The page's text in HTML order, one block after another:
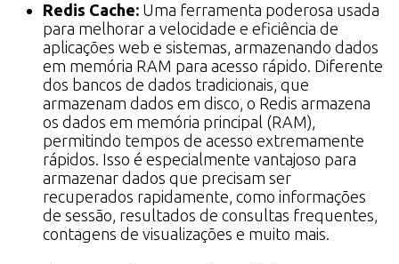
Redis Cache: Uma ferramenta poderosa usada
para melhorar a velocidade e eficiência de
aplicações web e sistemas, armazenando dados
em memória RAM para acesso rápido. Diferente
dos bancos de dados tradicionais, que
armazenam dados em disco, o Redis armazena
os dados em memória principal (RAM),
permitindo tempos de acesso extremamente
rápidos. Isso é especialmente vantajoso para
armazenar dados que precisam ser
recuperados rapidamente, como informações
de sessão, resultados de consultas frequentes,
contagens de visualizações e muito mais.